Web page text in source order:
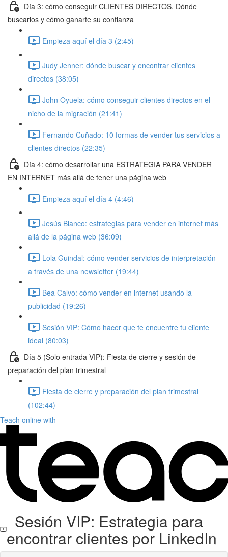
Día 3: cómo conseguir CLIENTES DIRECTOS. Dónde
buscarlos y cómo ganarte su confianza
Empieza aquí el día 3 (2:45)
Judy Jenner: dónde buscar y encontrar clientes
directos (38:05)
John Oyuela: cómo conseguir clientes directos en el
nicho de la migración (21:41)
Fernando Cuñado: 10 formas de vender tus servicios a
clientes directos (22:35)
Día 4: cómo desarrollar una ESTRATEGIA PARA VENDER
EN INTERNET más allá de tener una página web
Empieza aquí el día 4 (4:46)
Jesús Blanco: estrategias para vender en internet más
allá de la página web (36:09)
Lola Guindal: cómo vender servicios de interpretación
a través de una newsletter (19:44)
Bea Calvo: cómo vender en internet usando la
publicidad (19:26)
Sesión VIP: Cómo hacer que te encuentre tu cliente
ideal (80:03)
Día 5 (Solo entrada VIP): Fiesta de cierre y sesión de
preparación del plan trimestral
Fiesta de cierre y preparación del plan trimestral
(102:44)
Teach online with
Sesión VIP: Estrategia para
encontrar clientes por LinkedIn